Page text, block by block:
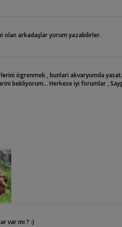
olan arkadaşlar yorum yazabilirler.
ögrenmek , bunlari akvaryumda
bekliyorum... Herkese iyi forumlar ,
var mı ? :)